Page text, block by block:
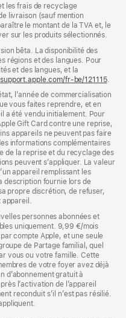
les frais de recyclage
livraison (sauf mention
le montant de la TVA et, le
sur les produits sélectionnés.
bêta. La disponibilité des
régions et des langues. Pour
et des langues, et la
support.apple.com/fr-be/121115
une
.
l’année de commercialisation
vous faites reprendre, et en
a été vendu initialement. Pour
Gift Card contre une reprise,
appareils ne peuvent pas faire
informations complémentaires
de la reprise et du recyclage des
peuvent s’appliquer. La valeur
appareil remplissant les
description fournie lors de
propre discrétion, de refuser,
appareil.
personnes abonnées et
uniquement. 9,99 €/mois
compte Apple, et une seule
de Partage familial, quel
vous ou votre famille. Cette
de votre foyer avez déjà
d’abonnement gratuit à
l’activation de l’appareil
reconduit s’il n’est pas résilié.